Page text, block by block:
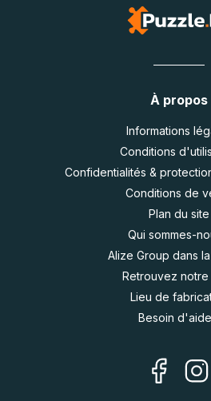
À propos
Informations
Conditions
Confidentialités &
Conditions de
Plan du site
Qui sommes-
Alize Group dans
Retrouvez
Lieu de
Besoin